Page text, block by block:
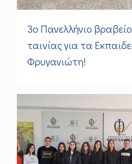
3ο Πανελλήνιο
ταινίας για τα
Φρυγανιώτη!